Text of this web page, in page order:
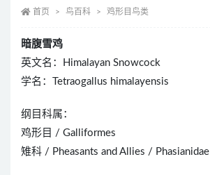
首页 鸟百科 鸡形目鸟类
暗腹雪鸡
英文名：Himalayan Snowcock
学名：Tetraogallus himalayensis
纲目科属：
鸡形目 / Galliformes
雉科 / Pheasants and Allies / Phasianidae